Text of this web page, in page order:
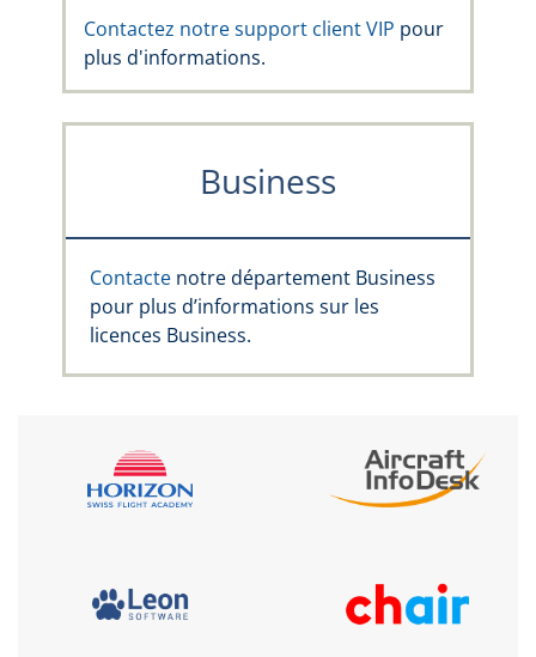
Contactez notre support client VIP pour
plus d'informations.
Business
Contacte notre département Business
pour plus d’informations sur les
licences Business.